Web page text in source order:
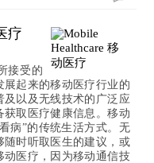
疗
接受的
起来的移动医疗行业的
以及无线技术的广泛应
取医疗健康信息。移动
病”的传统生活方式。无
时听取医生的建议，或
医疗，因为移动通信技